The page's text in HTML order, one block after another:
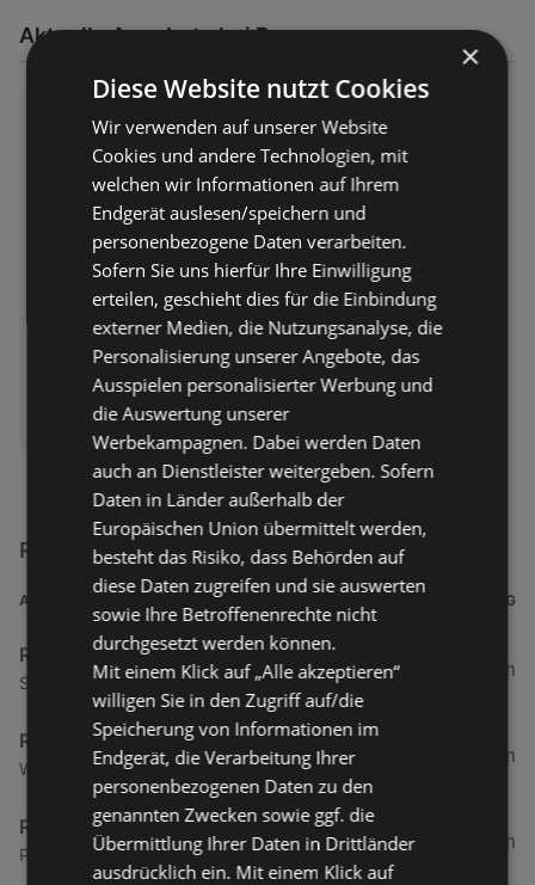
Aktuelle Angebote bei Rossmann
Rossmann: Online Prospekt
Prospekt – 6 Seiten
Prospekt nur gültig bis:
ERHÄLTLICH BEI:
Rossmann
Rossmann Filialen in der Nähe
ADRESSE ENTFERNUNG
Rossmann
Strandstraße 22, 26757 Borkum
0,14 km
Rossmann
Wilhelmstraße 55, 26571 Juist
23,81 km
Rossmann
Poststraße 1, 26548 Norderney
34,15 km
×
Diese Website nutzt Cookies
Wir verwenden auf unserer Website
Cookies und andere Technologien, mit
welchen wir Informationen auf Ihrem
Endgerät auslesen/speichern und
personenbezogene Daten verarbeiten.
Sofern Sie uns hierfür Ihre Einwilligung
erteilen, geschieht dies für die Einbindung
externer Medien, die Nutzungsanalyse, die
Personalisierung unserer Angebote, das
Ausspielen personalisierter Werbung und
die Auswertung unserer
Werbekampagnen. Dabei werden Daten
auch an Dienstleister weitergeben. Sofern
Daten in Länder außerhalb der
Europäischen Union übermittelt werden,
besteht das Risiko, dass Behörden auf
diese Daten zugreifen und sie auswerten
sowie Ihre Betroffenenrechte nicht
durchgesetzt werden können.
Mit einem Klick auf „Alle akzeptieren“
willigen Sie in den Zugriff auf/die
Speicherung von Informationen im
Endgerät, die Verarbeitung Ihrer
personenbezogenen Daten zu den
genannten Zwecken sowie ggf. die
Übermittlung Ihrer Daten in Drittländer
ausdrücklich ein. Mit einem Klick auf